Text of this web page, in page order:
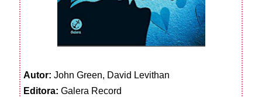
Autor: John Green, David Levithan
Editora: Galera Record